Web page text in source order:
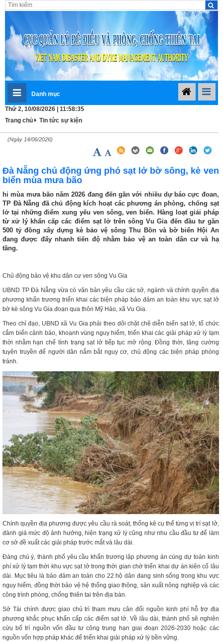
Danh mục
Thứ 2, 10/08/2026 | 11:58:35
Trang chủ
Tin tức sự kiện
(Ngày 14/06/2026)
Đà Nẵng chủ động ứng phó sạt lở bờ sông, kè ven
biển mùa mưa bão
hi mùa mưa bão năm 2026 đang đến gần với nhiều dự báo cực đoan,
TP Đà Nẵng đã chủ động kích hoạt các phương án phòng, chống sạt
lở tại những điểm xung yếu ven sông, ven biển. Hàng loạt giải pháp
từ xử lý khẩn cấp các điểm sạt lở trên sông Vu Gia đến đầu tư gần
500 tỷ đồng xây dựng kè bảo vệ sông Thu Bồn và bờ biển Hội An
đang được đẩy nhanh tiến độ nhằm bảo vệ an toàn dân cư và hạ
tầng.
Chủ động bảo vệ khu dân cư ven sông Vu Gia
UBND TP Đà Nẵng vừa có văn bản yêu cầu các sở, ngành và chính quyền địa
phương khẩn trương triển khai các biện pháp bảo đảm an toàn khu vực sạt lở
bờ kè sông Vu Gia đoạn qua thôn Mỹ Hảo, xã Vu Gia.
Theo chỉ đạo, UBND xã Vu Gia phải theo dõi chặt chẽ diễn biến sạt lở, tổ chức
cắm biển cảnh báo, khoanh vùng nguy hiểm, triển khai các giải pháp xử lý tạm
thời nhằm hạn chế tình trạng sạt lở tiếp tục mở rộng. Đồng thời, tăng cường
tuyên truyền để người dân nắm bắt nguy cơ, chủ động các biện pháp phòng
tránh.
Chính quyền địa phương được yêu cầu rà soát, thống kê cụ thể từng vị trí sạt lở,
đánh giá mức độ ảnh hưởng, hiện trạng xử lý cũng như nhu cầu đầu tư để làm
cơ sở đề xuất các giải pháp trước mắt và lâu dài.
Đáng chú ý, thành phố yêu cầu khẩn trương lập phương án cùng dự toán kinh
phí xử lý tạm thời khu vực sạt lở trong thời gian chờ triển khai dự án kiên cố lâu
dài. Mục tiêu là bảo đảm an toàn cho 22 hộ dân đang sinh sống trong khu vực
nguy hiểm, đồng thời bảo vệ hệ thống giao thông, sản xuất nông nghiệp và các
công trình phòng, chống thiên tai trên địa bàn.
Sở Tài chính được giao chủ trì tham mưu cân đối nguồn kinh phí hỗ trợ địa
phương khắc phục khẩn cấp các điểm sạt lở. Về lâu dài, thành phố sẽ nghiên
cứu bố trí nguồn vốn đầu tư công trung hạn giai đoạn 2026-2030 hoặc các
nguồn vốn hợp pháp khác để triển khai giải pháp xử lý bền vững.